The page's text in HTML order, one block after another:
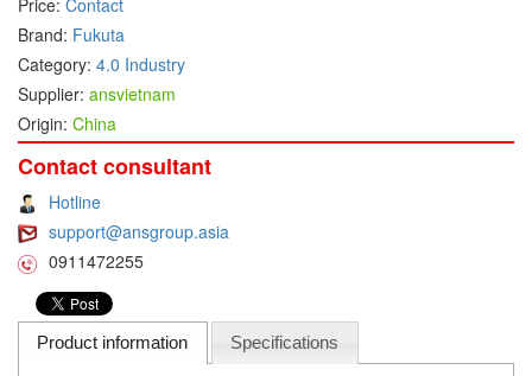
DEIF
Delmhorst VietNam
DELTA
Delta Ohm
Delta-mobrey
DEMA Engineering/ Foam- IT
DESAX
DET-TRONICS
Brand: Fukuta
Category: 4.0 Industry
Supplier: ansvietnam
Origin: China
Contact consultant
Hotline
support@ansgroup.asia
0911472255
Product information Specifications